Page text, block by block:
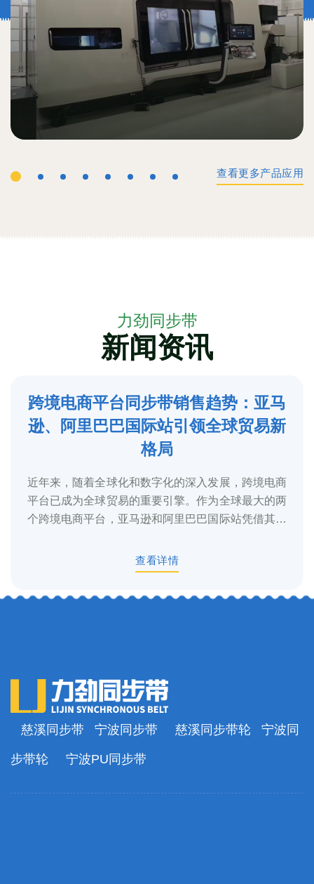
查看更多产品应用
力劲同步带
新闻资讯
5
2025-3
跨境电商平台同步带销售趋势：亚马
逊、阿里巴巴国际站引领全球贸易新
格局
近年来，随着全球化和数字化的深入发展，跨境电商
平台已成为全球贸易的重要引擎。作为全球最大的两
个跨境电商平台，亚马逊和阿里巴巴国际站凭借其庞
查看详情
慈溪同步带 宁波同步带 慈溪同步带轮 宁波同
步带轮 宁波PU同步带